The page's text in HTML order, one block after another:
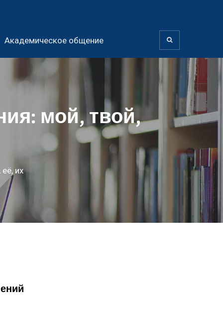
Академическое общение
мой, твой,
их